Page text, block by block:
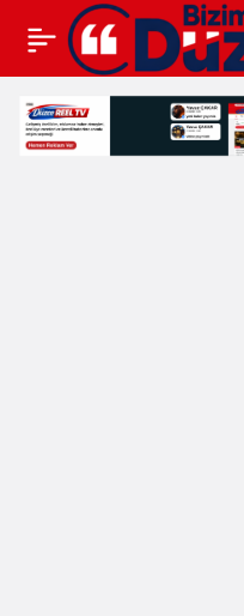
BAKAN NEBATİ ”FAKİR
FUKARAYA VERMEK